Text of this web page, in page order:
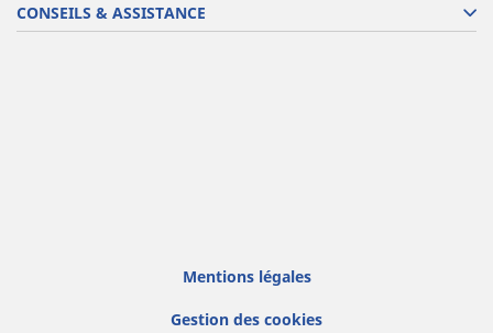
CONSEILS & ASSISTANCE
Mentions légales
Gestion des cookies